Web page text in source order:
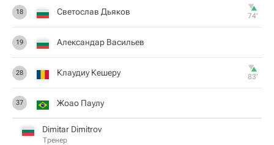
18 Светослав Дьяков 74‎’‎
19 Александар Васильев
28 Клаудиу Кешеру 83‎’‎
37 Жоао Паулу
Dimitar Dimitrov
Тренер